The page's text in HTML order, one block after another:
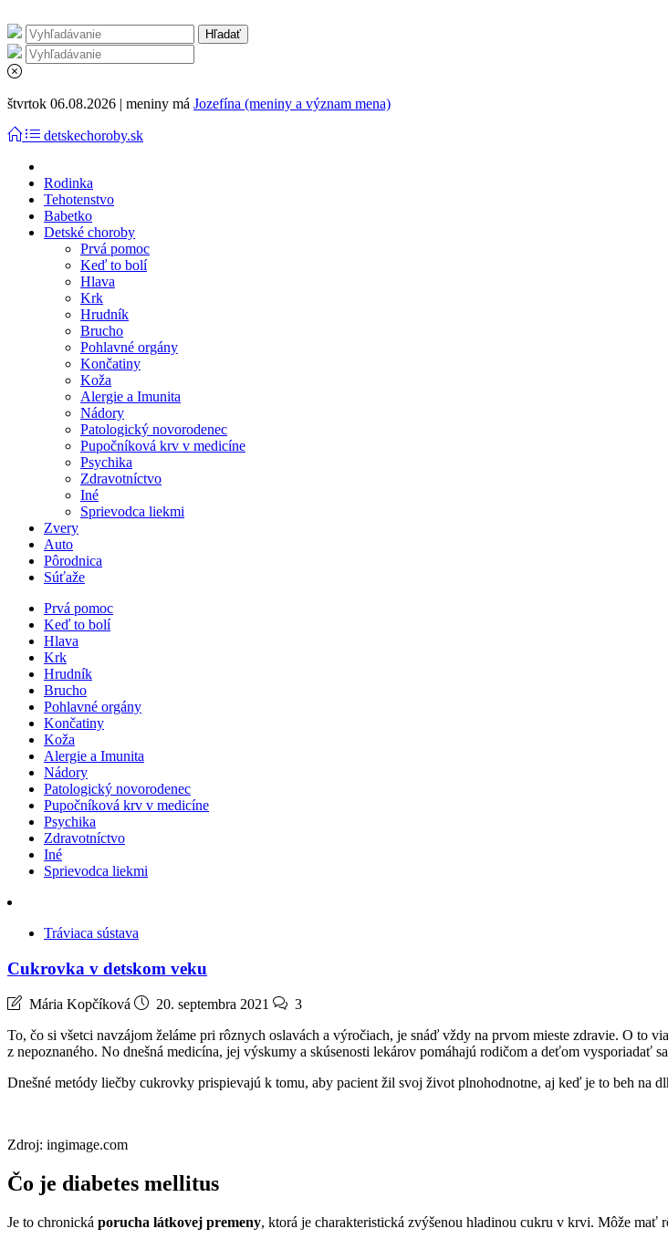
štvrtok 06.08.2026 | meniny má Jozefína (meniny a význam mena)
detskechoroby.sk
Rodinka
Tehotenstvo
Babetko
Detské choroby
Prvá pomoc
Keď to bolí
Hlava
Krk
Hrudník
Brucho
Pohlavné orgány
Končatiny
Koža
Alergie a Imunita
Nádory
Patologický novorodenec
Pupočníková krv v medicíne
Psychika
Zdravotníctvo
Iné
Sprievodca liekmi
Zvery
Auto
Pôrodnica
Súťaže
Prvá pomoc
Keď to bolí
Hlava
Krk
Hrudník
Brucho
Pohlavné orgány
Končatiny
Koža
Alergie a Imunita
Nádory
Patologický novorodenec
Pupočníková krv v medicíne
Psychika
Zdravotníctvo
Iné
Sprievodca liekmi
Tráviaca sústava
Cukrovka v detskom veku
Mária Kopčíková 20. septembra 2021
3
To, čo si všetci navzájom želáme pri rôznych oslavách a výročiach, je snáď vždy na prvom mieste zdravie. O to
z nepoznaného. No dnešná medicína, jej výskumy a skúsenosti lekárov pomáhajú rodičom a deťom vysporiadať
Dnešné metódy liečby cukrovky prispievajú k tomu, aby pacient žil svoj život plnohodnotne, aj keď je to beh na
Zdroj: ingimage.com
Čo je diabetes mellitus
Je to chronická porucha látkovej premeny, ktorá je charakteristická zvýšenou hladinou cukru v krvi. Môže